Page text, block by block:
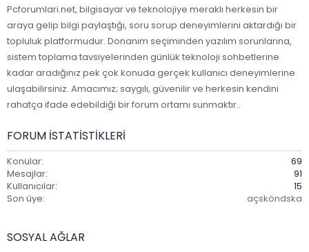
Pcforumlari.net, bilgisayar ve teknolojiye meraklı herkesin bir
araya gelip bilgi paylaştığı, soru sorup deneyimlerini aktardığı bir
topluluk platformudur. Donanım seçiminden yazılım sorunlarına,
sistem toplama tavsiyelerinden günlük teknoloji sohbetlerine
kadar aradığınız pek çok konuda gerçek kullanıcı deneyimlerine
ulaşabilirsiniz. Amacımız; saygılı, güvenilir ve herkesin kendini
rahatça ifade edebildiği bir forum ortamı sunmaktır..
FORUM ISTATISTIKLERI
Konular
69
Mesajlar
91
Kullanıcılar
15
Son üye
açsköndska
SOSYAL AĞLAR